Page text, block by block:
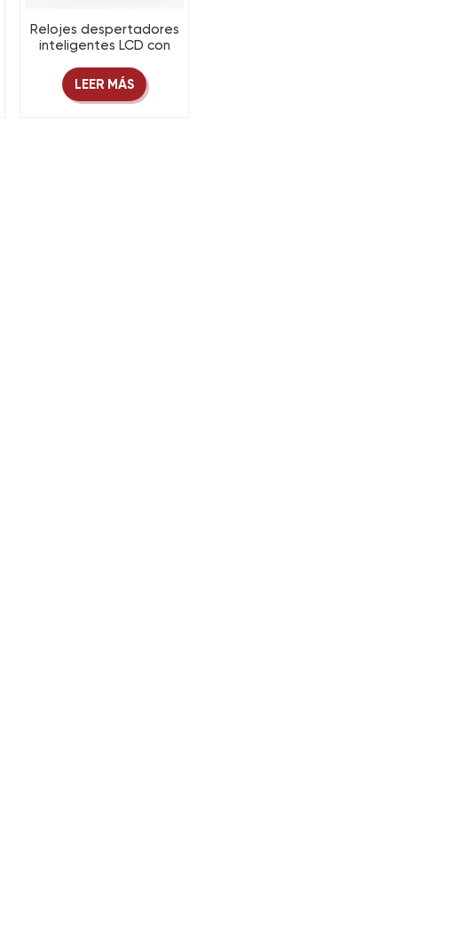
Relojes despertadores
inteligentes LCD con
de repetición y regalo
para niños, ¡oferta
LEER MÁS